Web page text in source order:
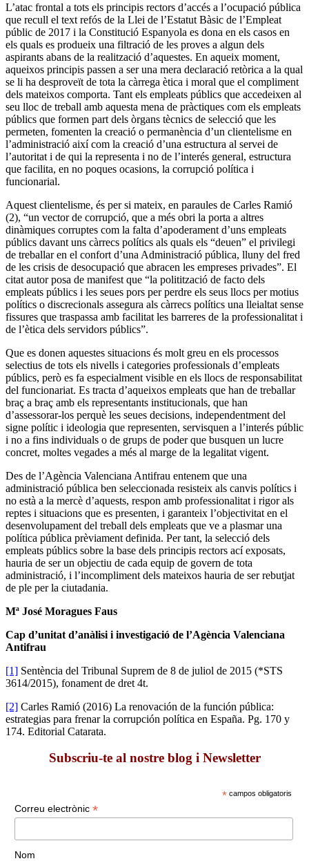
L’atac frontal a tots els principis rectors d’accés a l’ocupació pública
que recull el text refós de la Llei de l’Estatut Bàsic de l’Empleat
públic de 2017 i la Constitució Espanyola es dona en els casos en
els quals es produeix una filtració de les proves a algun dels
aspirants abans de la realització d’aquestes. En aqueix moment,
aqueixos principis passen a ser una mera declaració retòrica a la qual
se li ha desproveït de tota la càrrega ètica i moral que el compliment
dels mateixos comporta. Tant els empleats públics que accedeixen al
seu lloc de treball amb aquesta mena de pràctiques com els empleats
públics que formen part dels òrgans tècnics de selecció que les
permeten, fomenten la creació o permanència d’un clientelisme en
l’administració així com la creació d’una estructura al servei de
l’autoritat i de qui la representa i no de l’interés general, estructura
que facilita, en no poques ocasions, la corrupció política i
funcionarial.
Aquest clientelisme, és per si mateix, en paraules de Carles Ramió
(2), “un vector de corrupció, que a més obri la porta a altres
dinàmiques corruptes com la falta d’apoderament d’uns empleats
públics davant uns càrrecs polítics als quals els “deuen” el privilegi
de treballar en el confort d’una Administració pública, lluny del fred
de les crisis de desocupació que abracen les empreses privades”. El
citat autor posa de manifest que “la politització de facto dels
empleats públics i les seues pors per perdre els seus llocs per motius
polítics o discrecionals assegura als càrrecs polítics una lleialtat sense
fissures que traspassa amb facilitat les barreres de la professionalitat i
de l’ètica dels servidors públics”.
Que es donen aquestes situacions és molt greu en els processos
selectius de tots els nivells i categories professionals d’empleats
públics, però es fa especialment visible en els llocs de responsabilitat
del funcionariat. Es tracta d’aqueixos empleats que han de treballar
braç a braç amb els representants institucionals, que han
d’assessorar-los perquè les seues decisions, independentment del
signe polític i ideologia que representen, servisquen a l’interés públic
i no a fins individuals o de grups de poder que busquen un lucre
concret, moltes vegades a més al marge de la legalitat vigent.
Des de l’Agència Valenciana Antifrau entenem que una
administració pública ben seleccionada resisteix als canvis polítics i
no està a la mercè d’aquests, respon amb professionalitat i rigor als
reptes i situacions que es presenten, i garanteix l’objectivitat en el
desenvolupament del treball dels empleats que ve a plasmar una
política pública prèviament definida. Per tant, la selecció dels
empleats públics sobre la base dels principis rectors ací exposats,
hauria de ser un objectiu de cada equip de govern de tota
administració, i l’incompliment dels mateixos hauria de ser rebutjat
de ple per la ciutadania.
Mª José Moragues Faus
Cap d’unitat d’anàlisi i investigació de l’Agència Valenciana
Antifrau
[1] Sentència del Tribunal Suprem de 8 de juliol de 2015 (*STS
3614/2015), fonament de dret 4t.
[2] Carles Ramió (2016) La renovación de la función pública:
estrategias para frenar la corrupción política en España. Pg. 170 y
174. Editorial Catarata.
Subscriu-te al nostre blog i Newsletter
* campos obligatoris
Correu electrònic *
Nom